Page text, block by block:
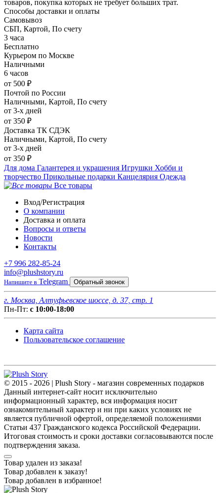
товаров, покупка которых не требует больших трат.
Способы доставки и оплаты
Самовывоз
СБП, Картой, По счету
3 часа
Бесплатно
Курьером по Москве
Наличными
6 часов
от 500 ₽
Почтой по России
Наличными, Картой, По счету
от 3-х дней
от 350 ₽
Доставка ТК СДЭК
Наличными, Картой, По счету
от 3-х дней
от 350 ₽
Для дома Галантерея и украшения Игрушки Хобби и
творчество Прикольные подарки Канцелярия Одежда
Все товары
Вход/Регистрация
О компании
Доставка и оплата
Вопросы и ответы
Новости
Контакты
+7 996 282-85-24
info@plushstory.ru
Напишите в Telegram Обратный звонок
г. Москва, Алтуфьевское шоссе, д. 37, стр. 1
Пн-Пт: с 10:00-18:00
Карта сайта
Пользовательское соглашение
© 2015 - 2026 | Plush Story - магазин современных подарков
Данный интернет-сайт носит исключительно
информационный характер, вся информация носит
ознакомительный характер и ни при каких условиях не
является публичной офертой, определяемой положениями
Статьи 437 Гражданского кодекса Российской Федерации.
Итоговая стоимость и сроки доставки согласовываются после
подтверждения заказа.
Товар удален из заказа!
Товар добавлен к заказу!
Товар добавлен в избранное!